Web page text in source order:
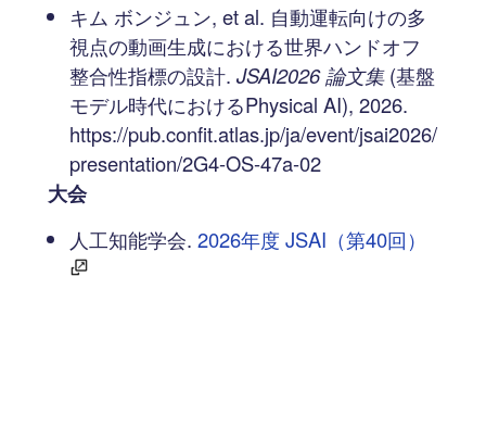
キム ボンジュン, et al. 自動運転向けの多
視点の動画生成における世界ハンドオフ
整合性指標の設計. JSAI2026 論文集(基盤
モデル時代におけるPhysical AI), 2026.
https://pub.confit.atlas.jp/ja/event/jsai2026/
presentation/2G4-OS-47a-02
大会
人工知能学会. 2026年度 JSAI（第40回）